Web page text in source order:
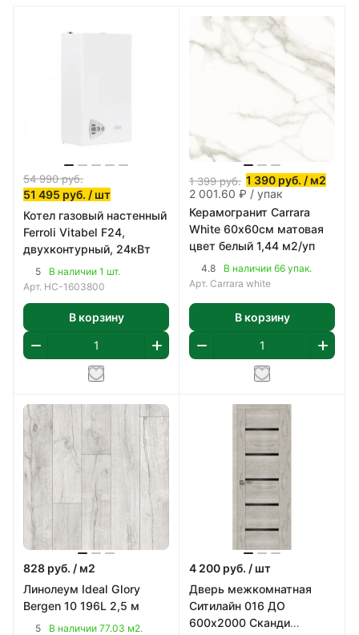
54 990руб.
51 495 руб. / шт
Котел газовый настенный
Ferroli Vitabel F24,
двухконтурный, 24кВт
5
В наличии 1 шт.
Арт. НС-1603800
В корзину
1 399руб. 1 390 руб. / м2
2 001.60 ₽ / упак
Керамогранит Carrara
White 60х60см матовая
цвет белый 1,44 м2/уп
4.8
В наличии 66 упак.
Арт. Carrara white
В корзину
828 руб. / м2
Линолеум Ideal Glory
Bergen 10 196L 2,5 м
5
В наличии 77.03 м2.
4 200 руб. / шт
Дверь межкомнатная
Ситилайн 016 ДО
600х2000 Сканди